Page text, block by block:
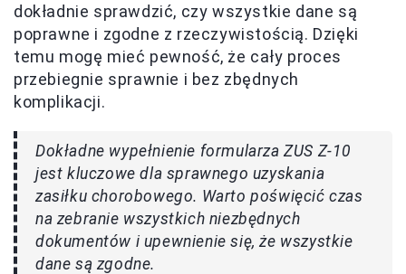
dokładnie sprawdzić, czy wszystkie dane są
poprawne i zgodne z rzeczywistością. Dzięki
temu mogę mieć pewność, że cały proces
przebiegnie sprawnie i bez zbędnych
komplikacji.
Dokładne wypełnienie formularza ZUS Z-10
jest kluczowe dla sprawnego uzyskania
zasiłku chorobowego. Warto poświęcić czas
na zebranie wszystkich niezbędnych
dokumentów i upewnienie się, że wszystkie
dane są zgodne.